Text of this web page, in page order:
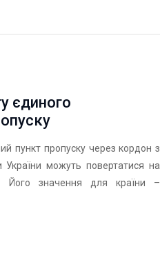
єдиного
пункт пропуску через кордон з
можуть повертатися на
Його значення для країни –